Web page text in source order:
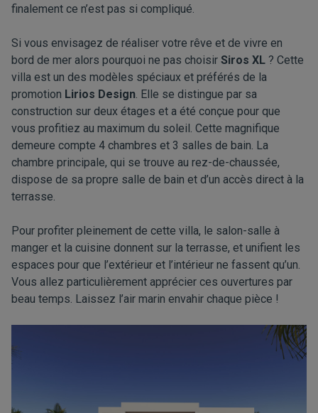
finalement ce n’est pas si compliqué.
Si vous envisagez de réaliser votre rêve et de vivre en
bord de mer alors pourquoi ne pas choisir Siros XL ? Cette
villa est un des modèles spéciaux et préférés de la
promotion Lirios Design. Elle se distingue par sa
construction sur deux étages et a été conçue pour que
vous profitiez au maximum du soleil. Cette magnifique
demeure compte 4 chambres et 3 salles de bain. La
chambre principale, qui se trouve au rez-de-chaussée,
dispose de sa propre salle de bain et d’un accès direct à la
terrasse.
Pour profiter pleinement de cette villa, le salon-salle à
manger et la cuisine donnent sur la terrasse, et unifient les
espaces pour que l’extérieur et l’intérieur ne fassent qu’un.
Vous allez particulièrement apprécier ces ouvertures par
beau temps. Laissez l’air marin envahir chaque pièce !